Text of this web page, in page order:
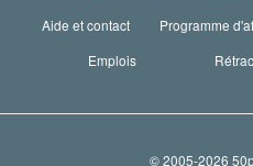
Aide et contact
Programme
Emplois
© 2005-2026